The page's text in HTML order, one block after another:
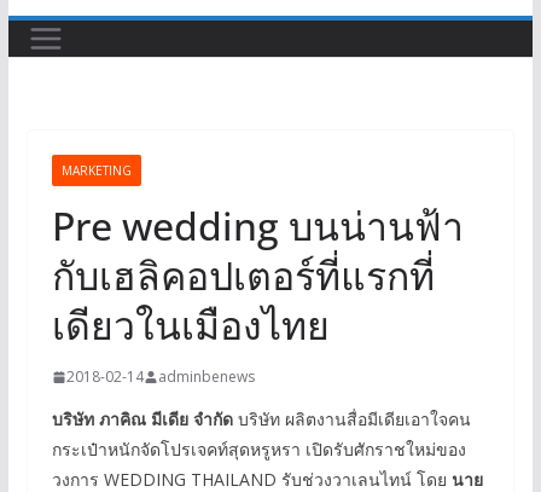
MARKETING
Pre wedding บนน่านฟ้า
กับเฮลิคอปเตอร์ที่แรกที่
เดียวในเมืองไทย
2018-02-14 adminbenews
บริษัท ภาคิณ มีเดีย จำกัดบริษัท ผลิตงานสื่อมีเดียเอาใจคน
กระเป๋าหนักจัดโปรเจคท์สุดหรูหรา เปิดรับศักราชใหม่ของ
วงการ WEDDING THAILAND รับช่วงวาเลนไทน์ โดย นาย